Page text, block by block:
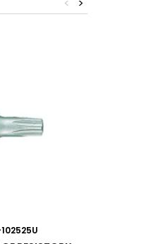
>
<
102525U